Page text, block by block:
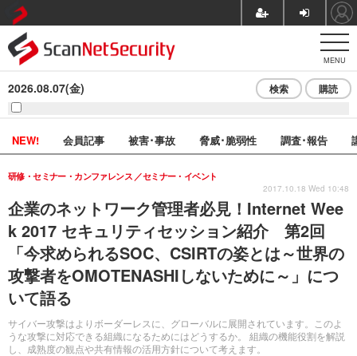
MENU
2026.08.07(金) 検索 購読
NEW! 会員記事 被害･事故 脅威･脆弱性 調査･報告
企業のネットワーク管理者必見！Internet Wee
k 2017 セキュリティセッション紹介 第2回
「今求められるSOC、CSIRTの姿とは～世界の
攻撃者をOMOTENASHIしないために～」につ
いて語る
サイバー攻撃はよりボーダーレスに、グローバルに展開されています。このよ
うな攻撃に対応できる組織になるためにはどうするか。 組織の機能役割を解説
し、成熟度の観点や共有情報の活用方針について考えます。
研修・セミナー・カンファレンス セミナー・イベント
2017.10.18 Wed 10:48